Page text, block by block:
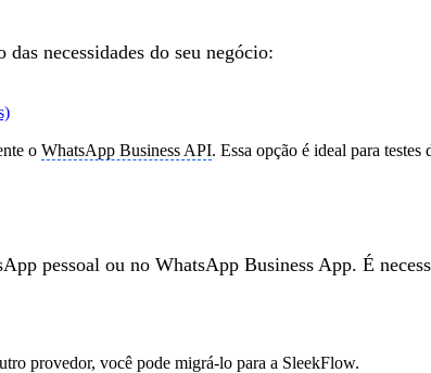
necessidades do seu negócio:
o WhatsApp Business API. Essa opção é ideal para
pessoal ou no WhatsApp Business App. É
provedor, você pode migrá-lo para a SleekFlow.